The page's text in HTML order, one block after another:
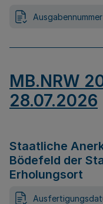
Ausgabennummer
MB.NRW
28.07.2026
Staatliche
Bödefeld der
Erholungsort